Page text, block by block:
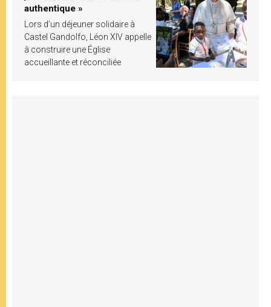
authentique »
Lors d’un déjeuner solidaire à
Castel Gandolfo, Léon XIV appelle
à construire une Église
accueillante et réconciliée